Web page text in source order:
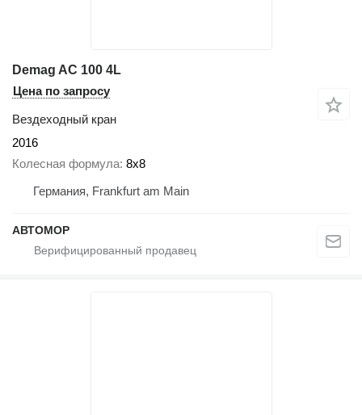
Demag AC 100 4L
Цена по запросу
Вездеходный кран
2016
Колесная формула 8x8
Германия, Frankfurt am Main
АВТОМОР